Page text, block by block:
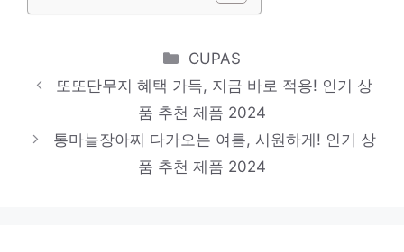
오징어회무침
시화당
일상에 반짝임을 추가하세요 인기 상품 추천
제품 2024
Categories
CUPAS
또또단무지 혜택 가득, 지금 바로 적용! 인기 상
품 추천 제품 2024
통마늘장아찌 다가오는 여름, 시원하게! 인기 상
품 추천 제품 2024